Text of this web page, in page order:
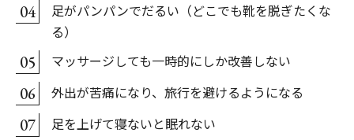
04
足がパンパンでだるい（どこでも靴を脱ぎたくな
る）
05 マッサージしても一時的にしか改善しない
06 外出が苦痛になり、旅行を避けるようになる
07 足を上げて寝ないと眠れない